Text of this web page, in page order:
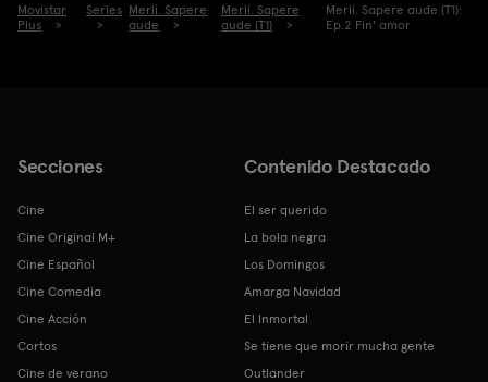
Movistar
Plus
Series Merlí. Sapere
aude
Merlí. Sapere
aude (T1)
Merlí. Sapere aude (T1):
Ep.2 Fin' amor
Secciones
Cine
Cine Original M+
Cine Español
Cine Comedia
Cine Acción
Cortos
Cine de verano
Contenido Destacado
El ser querido
La bola negra
Los Domingos
Amarga Navidad
El Inmortal
Se tiene que morir mucha gente
Outlander